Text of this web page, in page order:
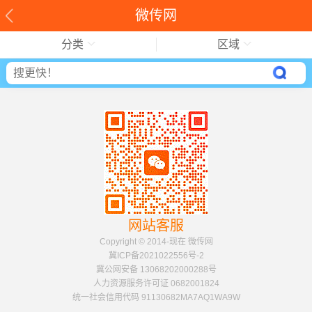
微传网
分类 区域
网站客服
Copyright © 2014-现在 微传网
冀ICP备2021022556号-2
冀公网安备 13068202000288号
人力资源服务许可证 0682001824
统一社会信用代码 91130682MA7AQ1WA9W